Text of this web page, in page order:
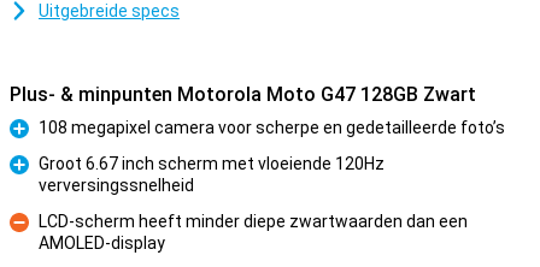
Uitgebreide specs
Plus- & minpunten Motorola Moto G47 128GB Zwart
Pluspunt
108 megapixel camera voor scherpe en gedetailleerde foto’s
Pluspunt
Groot 6.67 inch scherm met vloeiende 120Hz
verversingssnelheid
Minpunt
LCD-scherm heeft minder diepe zwartwaarden dan een
AMOLED-display